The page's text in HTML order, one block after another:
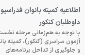
اطلاعیه کمیته بانوان
داوطلبان کنکور
با توجه به هم‌زمانی مرحله
آزمون سراسری (کنکور)، کمیته
و جلوگیری از تداخل برنامه‌های